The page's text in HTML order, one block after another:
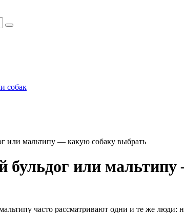
собак
или мальтипу — какую собаку выбрать
бульдог или
часто рассматривают одни и те же